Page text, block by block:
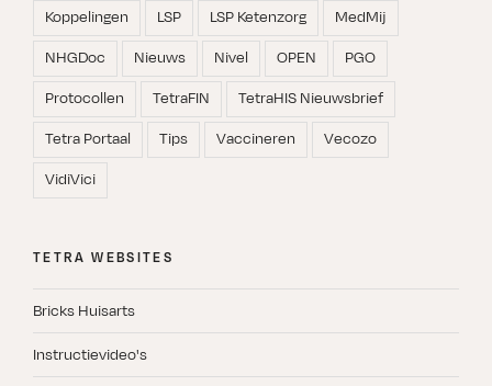
Koppelingen
LSP LSP Ketenzorg
MedMij
NHGDoc
Nieuws Nivel OPEN
PGO
Protocollen
TetraFIN
TetraHIS Nieuwsbrief
Tetra Portaal
Tips Vaccineren
Vecozo
VidiVici
TETRA WEBSITES
Bricks Huisarts
Instructievideo's